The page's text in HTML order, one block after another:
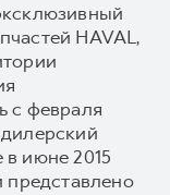
HAVAL,
с февраля
июне 2015
представлено